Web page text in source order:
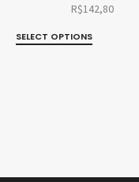
R$142,80
SELECT OPTIONS